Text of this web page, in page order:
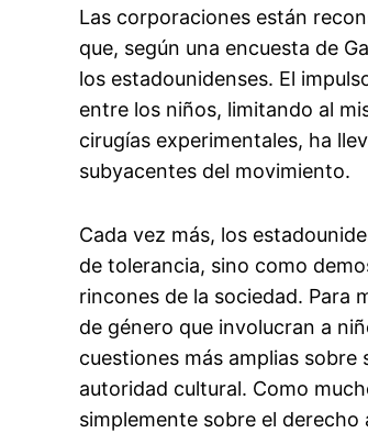
Las corporaciones están
que, según una encuesta de
los estadounidenses. El
entre los niños, limitando al
cirugías experimentales, ha
subyacentes del movimiento.
Cada vez más, los
de tolerancia, sino como
rincones de la sociedad. Para
de género que involucran a
cuestiones más amplias
autoridad cultural. Como
simplemente sobre el